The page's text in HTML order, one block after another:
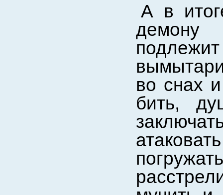
А в
демону
во снах
бить,